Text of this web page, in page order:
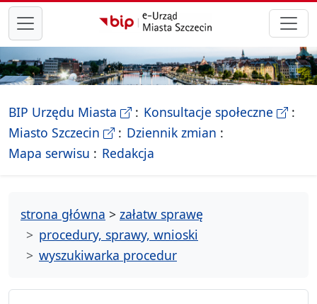
przejdź do głównego menu
BIP Urzędu Miasta - Biletyn Informacji Publicznej
Konsultacje społeczne-
Miasto Szczecin - Oficjalna strona Miasta Szczecin
Dziennik zmian
Mapa serwisu - drzewko rozdziałów
Redakcja
strona główna > załatw sprawę
procedury, sprawy, wnioski
wyszukiwarka procedur